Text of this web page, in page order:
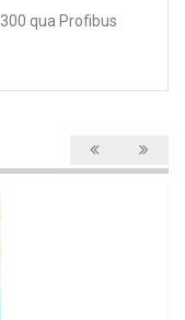
qua Profibus